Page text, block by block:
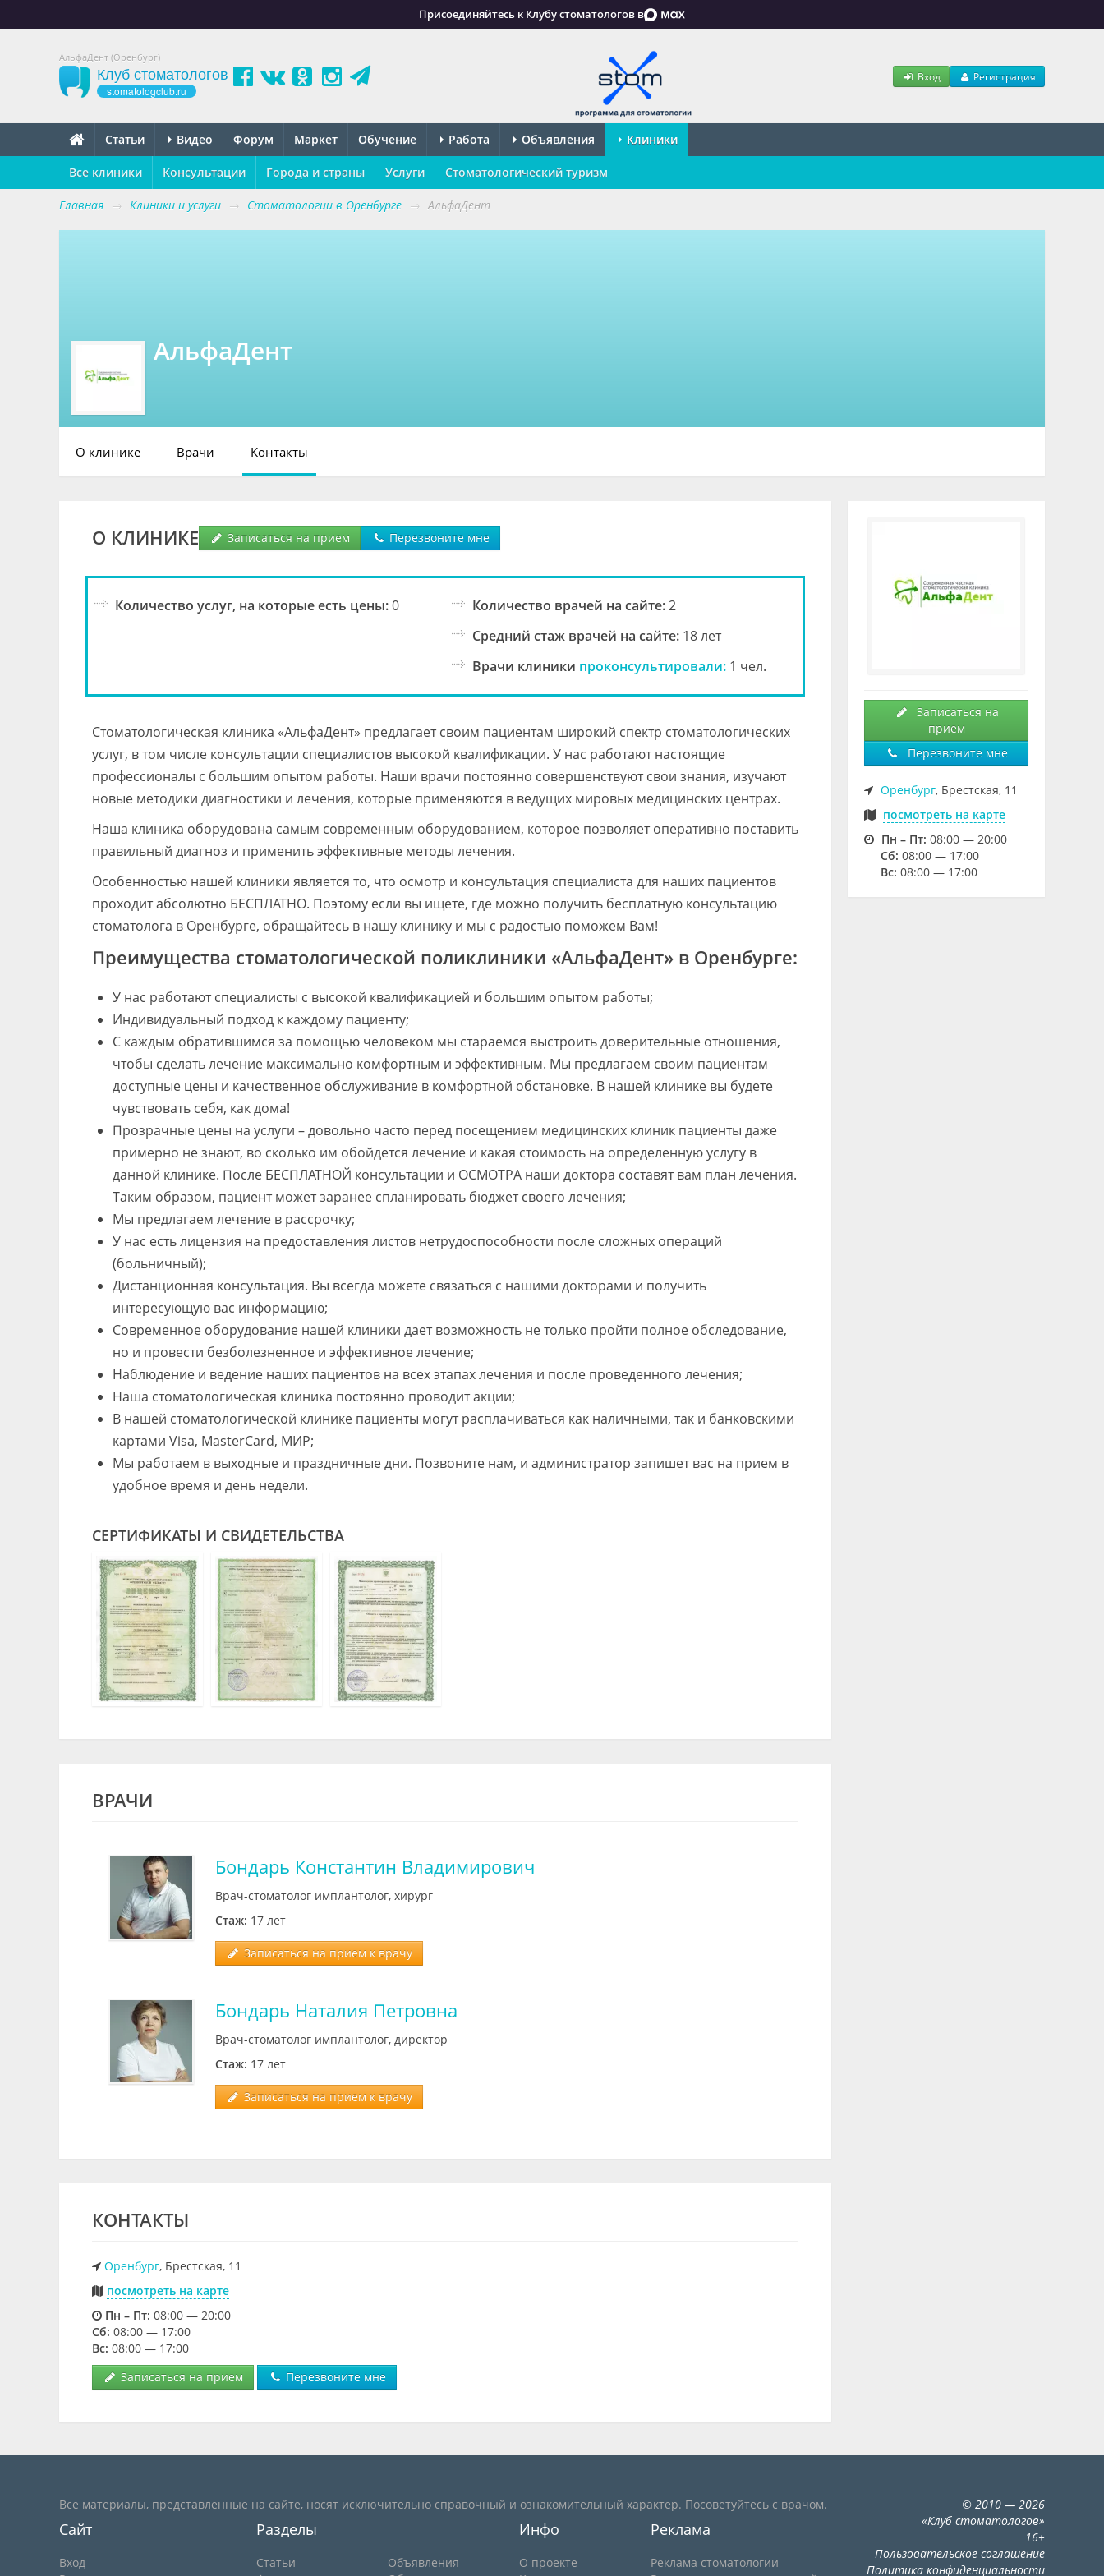
Присоединяйтесь к Клубу стоматологов в
АльфаДент (Оренбург)
Клуб стоматологов
stomatologclub.ru
Вход Регистрация
Статьи Видео Форум Маркет Обучение Работа Объявления Клиники
Все клиники Консультации Города и страны Услуги Стоматологический туризм
Главная → Клиники и услуги → Стоматологии в Оренбурге → АльфаДент
АльфаДент
О клинике Врачи Контакты
О КЛИНИКЕ Записаться на прием Перезвоните мне
Количество услуг, на которые есть цены:0 Количество врачей на сайте:2
Средний стаж врачей на сайте: 18 лет
Врачи клиники проконсультировали: 1 чел.
Стоматологическая клиника «АльфаДент» предлагает своим пациентам широкий спектр стоматологических
услуг, в том числе консультации специалистов высокой квалификации. У нас работают настоящие
профессионалы с большим опытом работы. Наши врачи постоянно совершенствуют свои знания, изучают
новые методики диагностики и лечения, которые применяются в ведущих мировых медицинских центрах.
Наша клиника оборудована самым современным оборудованием, которое позволяет оперативно поставить
правильный диагноз и применить эффективные методы лечения.
Особенностью нашей клиники является то, что осмотр и консультация специалиста для наших пациентов
проходит абсолютно БЕСПЛАТНО. Поэтому если вы ищете, где можно получить бесплатную консультацию
стоматолога в Оренбурге, обращайтесь в нашу клинику и мы с радостью поможем Вам!
Преимущества стоматологической поликлиники «АльфаДент» в Оренбурге:
У нас работают специалисты с высокой квалификацией и большим опытом работы;
Индивидуальный подход к каждому пациенту;
С каждым обратившимся за помощью человеком мы стараемся выстроить доверительные отношения,
чтобы сделать лечение максимально комфортным и эффективным. Мы предлагаем своим пациентам
доступные цены и качественное обслуживание в комфортной обстановке. В нашей клинике вы будете
чувствовать себя, как дома!
Прозрачные цены на услуги – довольно часто перед посещением медицинских клиник пациенты даже
примерно не знают, во сколько им обойдется лечение и какая стоимость на определенную услугу в
данной клинике. После БЕСПЛАТНОЙ консультации и ОСМОТРА наши доктора составят вам план лечения.
Таким образом, пациент может заранее спланировать бюджет своего лечения;
Мы предлагаем лечение в рассрочку;
У нас есть лицензия на предоставления листов нетрудоспособности после сложных операций
(больничный);
Дистанционная консультация. Вы всегда можете связаться с нашими докторами и получить
интересующую вас информацию;
Современное оборудование нашей клиники дает возможность не только пройти полное обследование,
но и провести безболезненное и эффективное лечение;
Наблюдение и ведение наших пациентов на всех этапах лечения и после проведенного лечения;
Наша стоматологическая клиника постоянно проводит акции;
В нашей стоматологической клинике пациенты могут расплачиваться как наличными, так и банковскими
картами Visa, MasterСard, МИР;
Мы работаем в выходные и праздничные дни. Позвоните нам, и администратор запишет вас на прием в
удобное время и день недели.
СЕРТИФИКАТЫ И СВИДЕТЕЛЬСТВА
ВРАЧИ
Бондарь Константин Владимирович
Врач-стоматолог имплантолог, хирург
Стаж: 17 лет
Записаться на прием к врачу
Бондарь Наталия Петровна
Врач-стоматолог имплантолог, директор
Стаж: 17 лет
Записаться на прием к врачу
КОНТАКТЫ
Оренбург, Брестская, 11
посмотреть на карте
Пн – Пт: 08:00 — 20:00
Cб: 08:00 — 17:00
Вс: 08:00 — 17:00
Записаться на прием
Перезвоните мне
Записаться на
прием
Перезвоните мне
Оренбург, Брестская, 11
посмотреть на карте
Пн – Пт: 08:00 — 20:00
Cб: 08:00 — 17:00
Вс: 08:00 — 17:00
Все материалы, представленные на сайте, носят исключительно справочный и ознакомительный характер. Посоветуйтесь с врачом.
Сайт
Вход
Разделы
Статьи
Объявления
Инфо
О проекте
Реклама
Реклама стоматологии
© 2010 — 2026
«Клуб стоматологов»
16+
Пользовательское соглашение
Политика конфиденциальности